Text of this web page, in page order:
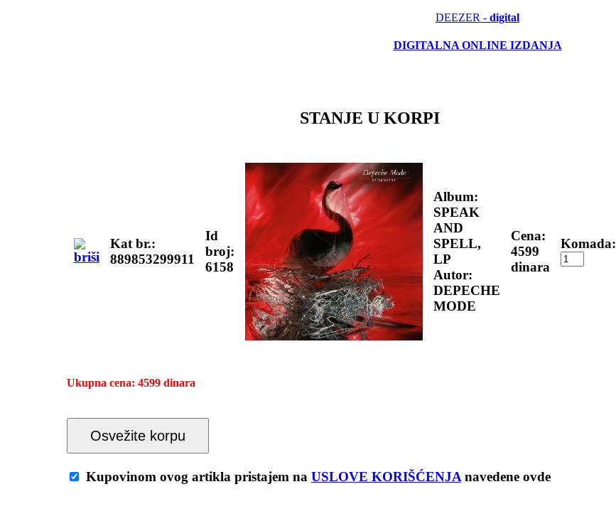
DEEZER - digital
DIGITALNA ONLINE IZDANJA
STANJE U KORPI
Kat br.:
889853299911
Id
broj:
6158
Album:
SPEAK
AND
SPELL,
LP
Autor:
DEPECHE
MODE
Cena:
4599
dinara
Komada:
Ukupna cena: 4599 dinara
Osvežite korpu
Kupovinom ovog artikla pristajem na USLOVE KORIŠĆENJAnavedene ovde